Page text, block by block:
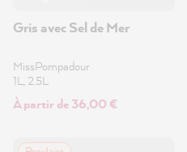
Gris avec Sel de Mer
MissPompadour
1L, 2.5L
À partir de 36,00 €